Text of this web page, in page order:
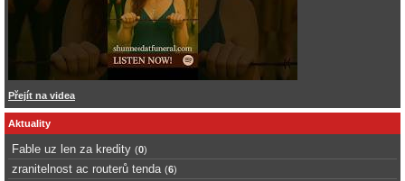
Přejít na videa
Aktuality
Fable uz len za kredity (0)
zranitelnost ac routerů tenda (6)